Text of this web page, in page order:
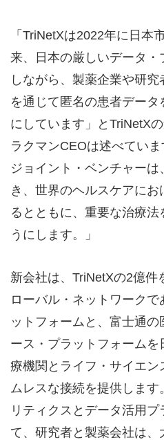
「TriNetXは2022年に日本
来、日本の厳しいデータ
しながら、製薬企業や研
を通じて匿名の患者データ
にしています」とTriNetX
ラクマンCEOは述べてい
ジョイント・ベンチャー
き、世界のヘルスケアに
るとともに、重要な治療法
うにします。」
新会社は、TriNetXの2億件
ローバル・ネットワークで
ットフォームと、富士通
ース・プラットフォーム
療機関とライフ・サイエ
ムレスな接続を提供しま
リティクスとデータ活用
て、研究者と製薬会社は、